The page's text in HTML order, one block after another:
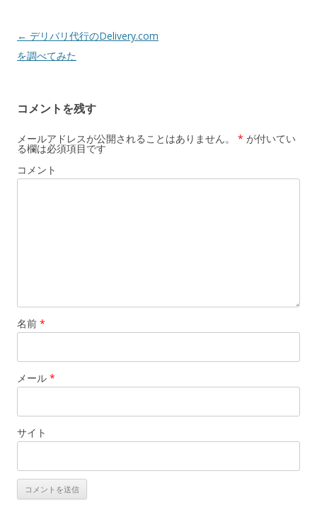
投
稿
ゲ
ー
シ
ョ
← デリバリ代行のDelivery.com
を調べてみた
コメントを残す
メールアドレスが公開されることはありません。 * が付いてい
る欄は必須項目です
コメント
名前 *
メール *
サイト